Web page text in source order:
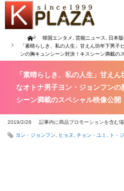
Home 韓国エンタメ 芸能ニュース
日本
「素晴らしき、私の人生」甘えん坊年下男
ンの胸キュンシーン対決！キスシーン満載の
「素晴らしき、私の人生」甘え
なオトナ男子ヨン・ジョンフン
シーン満載のスペシャル映像公開
2019/2/28 記事内に商品プロモーションを含む
ヨン・ジョンフン ヒョヌ チョン・ユミ ト・